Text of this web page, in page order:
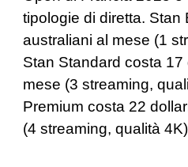
tipologie di diretta. Stan
australiani al mese (1
Stan Standard costa 17
mese (3 streaming,
Premium costa 22
(4 streaming, qualità